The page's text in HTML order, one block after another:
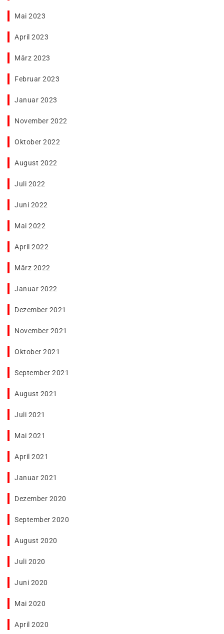
Mai 2023
April 2023
März 2023
Februar 2023
Januar 2023
November 2022
Oktober 2022
August 2022
Juli 2022
Juni 2022
Mai 2022
April 2022
März 2022
Januar 2022
Dezember 2021
November 2021
Oktober 2021
September 2021
August 2021
Juli 2021
Mai 2021
April 2021
Januar 2021
Dezember 2020
September 2020
August 2020
Juli 2020
Juni 2020
Mai 2020
April 2020